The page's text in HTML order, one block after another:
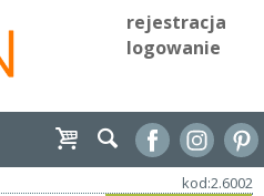
rejestracja
logowanie
kod:2.6002